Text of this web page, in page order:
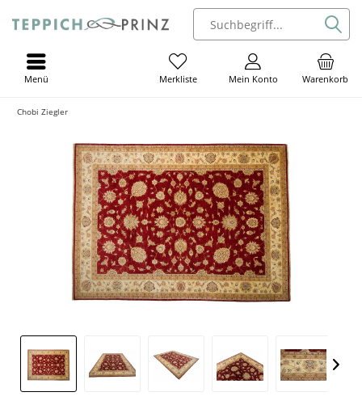
Warenkorb
Mein Konto
Merkliste
Menü
Chobi Ziegler